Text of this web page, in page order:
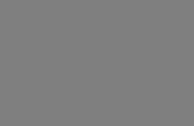
kosztów płatności